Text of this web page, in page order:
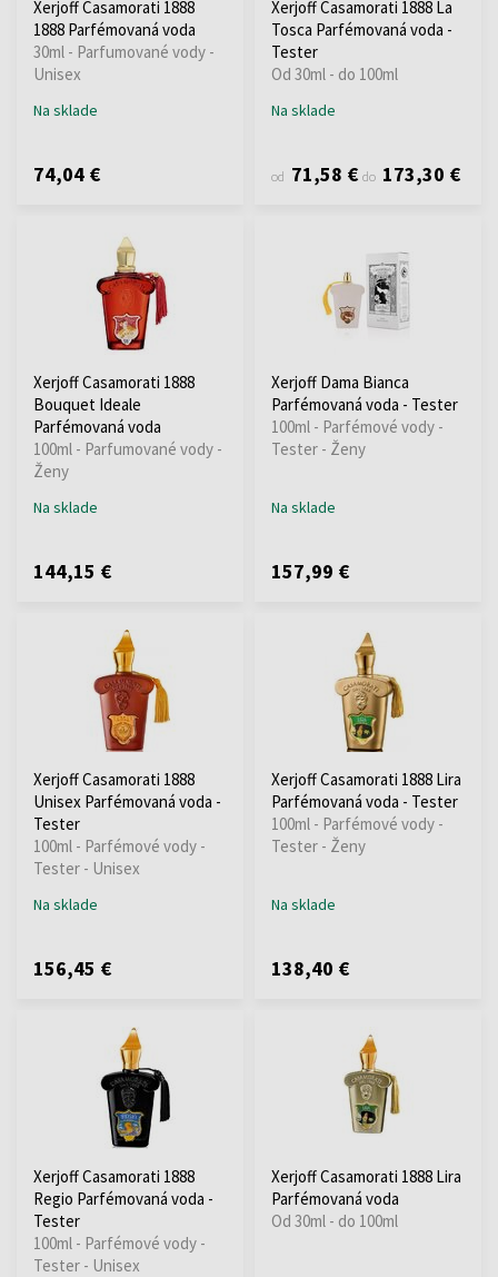
Xerjoff Casamorati 1888
1888 Parfémovaná voda
30ml - Parfumované vody -
Unisex
Na sklade
74,04 €
Xerjoff Casamorati 1888 La
Tosca Parfémovaná voda -
Tester
Od 30ml - do 100ml
Na sklade
od 71,58 € do 173,30 €
Xerjoff Casamorati 1888
Bouquet Ideale
Parfémovaná voda
100ml - Parfumované vody -
Ženy
Na sklade
144,15 €
Xerjoff Dama Bianca
Parfémovaná voda - Tester
100ml - Parfémové vody -
Tester - Ženy
Na sklade
157,99 €
Xerjoff Casamorati 1888
Unisex Parfémovaná voda -
Tester
100ml - Parfémové vody -
Tester - Unisex
Na sklade
156,45 €
Xerjoff Casamorati 1888 Lira
Parfémovaná voda - Tester
100ml - Parfémové vody -
Tester - Ženy
Na sklade
138,40 €
Xerjoff Casamorati 1888
Regio Parfémovaná voda -
Tester
100ml - Parfémové vody -
Tester - Unisex
Xerjoff Casamorati 1888 Lira
Parfémovaná voda
Od 30ml - do 100ml